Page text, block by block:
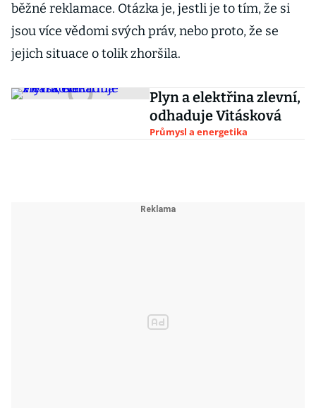
běžné reklamace. Otázka je, jestli je to tím, že si
jsou více vědomi svých práv, nebo proto, že se
jejich situace o tolik zhoršila.
Plyn a elektřina zlevní,
odhaduje Vitásková
Průmysl a energetika